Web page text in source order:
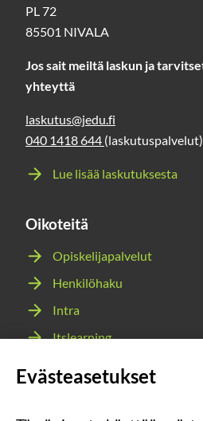
PL 72
85501 NIVALA
Jos sait meiltä laskun ja
yhteyttä
laskutus@jedu.fi
040 1418 644 (laskutuspalvelut)
Lue lisää laskutuksesta
Oikoteitä
Opiskelijapalvelut
Henkilöhaku
Intra
Itslearning
Evästeasetukset